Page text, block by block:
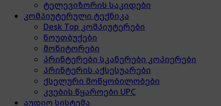
ტელევიზორის საკიდები
კომპიუტერული ტექნიკა
Desk Top კომპიუტერები
ნოუთბუქები
მონიტორები
პრინტერები სკანერები კოპიერები
პრინტერის აქსესუარები
ქსელური მოწყობილობები
კვების წყაროები UPC
აუდიო სისტემა